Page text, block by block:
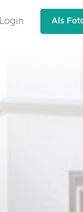
Login Als